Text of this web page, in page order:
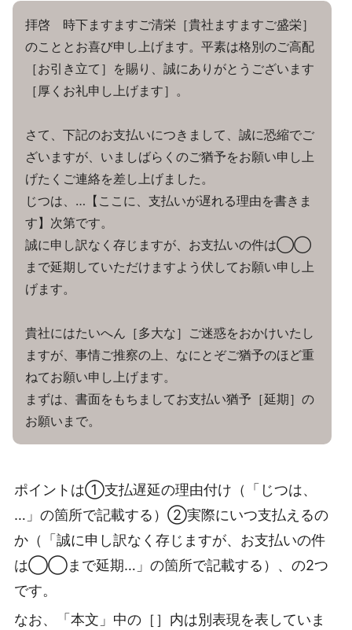
拝啓 時下ますますご清栄［貴社ますますご盛栄］
のこととお喜び申し上げます。平素は格別のご高配
［お引き立て］を賜り、誠にありがとうございます
［厚くお礼申し上げます］。
さて、下記のお支払いにつきまして、誠に恐縮でご
ざいますが、いましばらくのご猶予をお願い申し上
げたくご連絡を差し上げました。
じつは、…【ここに、支払いが遅れる理由を書きま
す】次第です。
誠に申し訳なく存じますが、お支払いの件は◯◯
まで延期していただけますよう伏してお願い申し上
げます。
貴社にはたいへん［多大な］ご迷惑をおかけいたし
ますが、事情ご推察の上、なにとぞご猶予のほど重
ねてお願い申し上げます。
まずは、書面をもちましてお支払い猶予［延期］の
お願いまで。
ポイントは①支払遅延の理由付け（「じつは、
…」の箇所で記載する）②実際にいつ支払えるの
か（「誠に申し訳なく存じますが、お支払いの件
は◯◯まで延期…」の箇所で記載する）、の2つ
です。
なお、「本文」中の［］内は別表現を表していま